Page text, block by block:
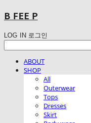
B FEE P
LOG IN 로그인
ABOUT
SHOP
All
Outerwear
Tops
Dresses
Skirt